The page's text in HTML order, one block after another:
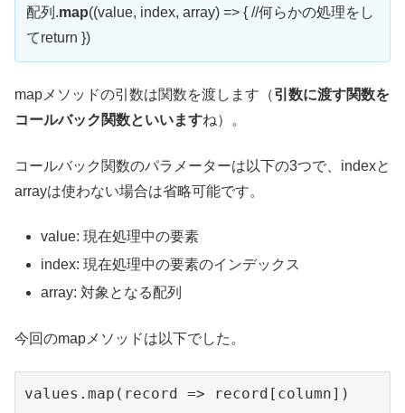
配列.map((value, index, array) => { //何らかの処理をし
てreturn })
mapメソッドの引数は関数を渡します（引数に渡す関数を
コールバック関数といいますね）。
コールバック関数のパラメーターは以下の3つで、indexと
arrayは使わない場合は省略可能です。
value: 現在処理中の要素
index: 現在処理中の要素のインデックス
array: 対象となる配列
今回のmapメソッドは以下でした。
values.map(record => record[column])